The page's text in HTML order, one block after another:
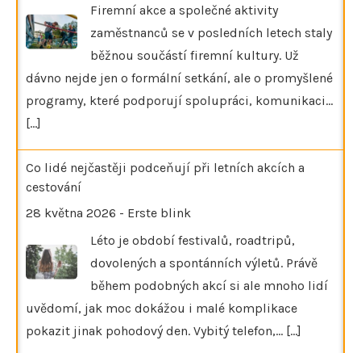
Firemní akce a společné aktivity
zaměstnanců se v posledních letech staly
běžnou součástí firemní kultury. Už
dávno nejde jen o formální setkání, ale o promyšlené
programy, které podporují spolupráci, komunikaci…
[...]
Co lidé nejčastěji podceňují při letních akcích a
cestování
28 května 2026 - Erste blink
Léto je období festivalů, roadtripů,
dovolených a spontánních výletů. Právě
během podobných akcí si ale mnoho lidí
uvědomí, jak moc dokážou i malé komplikace
pokazit jinak pohodový den. Vybitý telefon,… [...]